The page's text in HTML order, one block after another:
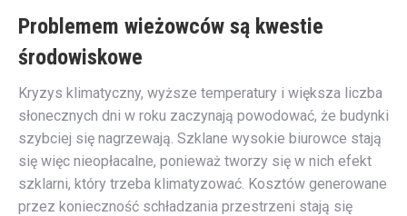
Problemem wieżowców są kwestie
środowiskowe
Kryzys klimatyczny, wyższe temperatury i większa liczba
słonecznych dni w roku zaczynają powodować, że budynki
szybciej się nagrzewają. Szklane wysokie biurowce stają
się więc nieopłacalne, ponieważ tworzy się w nich efekt
szklarni, który trzeba klimatyzować. Kosztów generowane
przez konieczność schładzania przestrzeni stają się